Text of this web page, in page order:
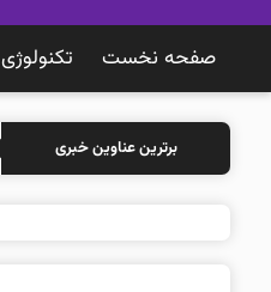
صفحه نخست تکنولوژی
برترین عناوین خبری